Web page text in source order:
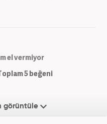
el vermiyor
5beğeni
görüntüle